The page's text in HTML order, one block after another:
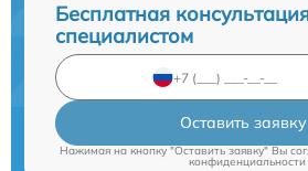
Бесплатная
специалистом
Оставить заявку
Нажимая на кнопку "Оставить заявку" Вы
конфиденциальности